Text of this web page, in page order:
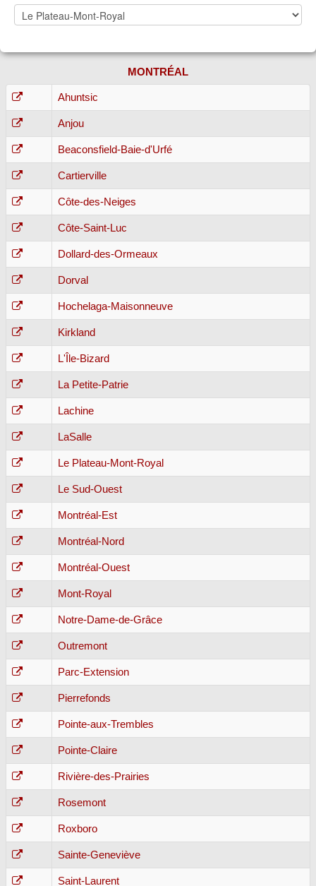
MONTRÉAL
Ahuntsic
Anjou
Beaconsfield-Baie-d'Urfé
Cartierville
Côte-des-Neiges
Côte-Saint-Luc
Dollard-des-Ormeaux
Dorval
Hochelaga-Maisonneuve
Kirkland
L'Île-Bizard
La Petite-Patrie
Lachine
LaSalle
Le Plateau-Mont-Royal
Le Sud-Ouest
Montréal-Est
Montréal-Nord
Montréal-Ouest
Mont-Royal
Notre-Dame-de-Grâce
Outremont
Parc-Extension
Pierrefonds
Pointe-aux-Trembles
Pointe-Claire
Rivière-des-Prairies
Rosemont
Roxboro
Sainte-Geneviève
Saint-Laurent